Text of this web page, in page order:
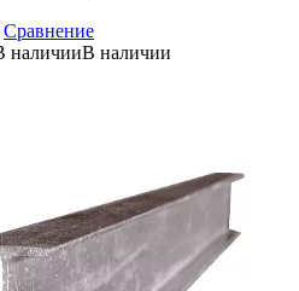
Сравнение
В наличии